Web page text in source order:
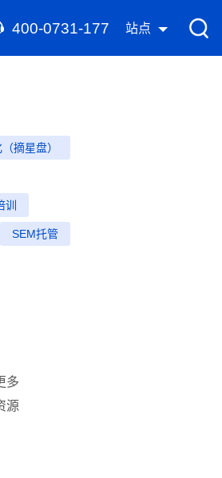
400-0731-177 站点
摘星盘）
训
SEM托管
多
源